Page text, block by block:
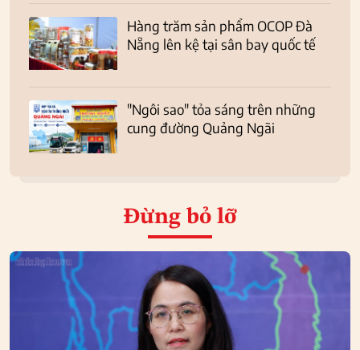
Hàng trăm sản phẩm OCOP Đà
Nẵng lên kệ tại sân bay quốc tế
"Ngôi sao" tỏa sáng trên những
cung đường Quảng Ngãi
Đừng bỏ lỡ